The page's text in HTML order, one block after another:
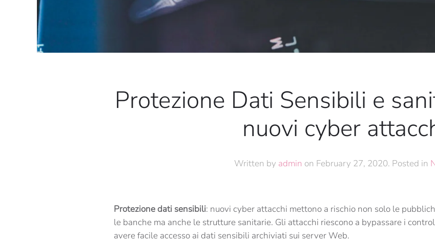
Protezione Dati Sensibili e
nuovi cyber
Written by admin on February 27, 2020. Posted in
Protezione dati sensibili: nuovi cyber attacchi mettono a rischio non solo le
le banche ma anche le strutture sanitarie. Gli attacchi riescono a bypassare i
avere facile accesso ai dati sensibili archiviati sui server Web.